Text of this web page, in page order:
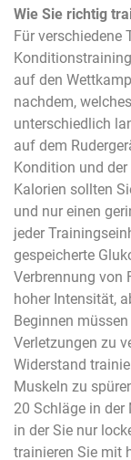
Wie Sie richtig
Für verschiedene
auf den
nachdem,
unterschiedlich
auf dem
Kondition und
Kalorien sollten
und nur einen
jeder
gespeicherte
Verbrennung von
hoher Intensität,
Beginnen
Verletzungen zu
Widerstand
Muskeln zu
20 Schläge in der
in der Sie nur
trainieren Sie mit